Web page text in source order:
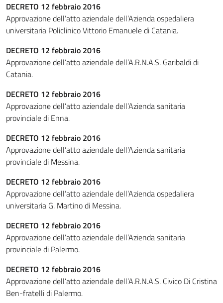
DECRETO 12 febbraio 2016
Approvazione dell’atto aziendale dell’Azienda ospedaliera
universitaria Policlinico Vittorio Emanuele di Catania.
DECRETO 12 febbraio 2016
Approvazione dell’atto aziendale dell’A.R.N.A.S. Garibaldi di
Catania.
DECRETO 12 febbraio 2016
Approvazione dell’atto aziendale dell’Azienda sanitaria
provinciale di Enna.
DECRETO 12 febbraio 2016
Approvazione dell’atto aziendale dell’Azienda sanitaria
provinciale di Messina.
DECRETO 12 febbraio 2016
Approvazione dell’atto aziendale dell’Azienda ospedaliera
universitaria G. Martino di Messina.
DECRETO 12 febbraio 2016
Approvazione dell’atto aziendale dell’Azienda sanitaria
provinciale di Palermo.
DECRETO 12 febbraio 2016
Approvazione dell’atto aziendale dell’A.R.N.A.S. Civico Di Cristina
Ben-fratelli di Palermo.